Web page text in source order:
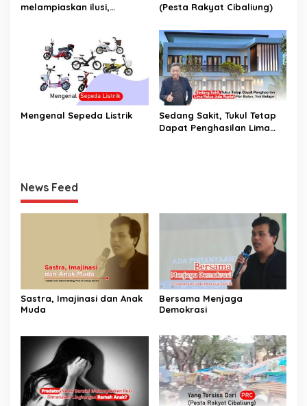
melampiaskan ilusi,
(Pesta Rakyat Cibaliung)
Mengenal Sepeda Listrik
Sedang Sakit, Tukul Tetap
Dapat Penghasilan Lima
News Feed
Sastra, Imajinasi dan Anak
Muda
Bersama Menjaga
Demokrasi